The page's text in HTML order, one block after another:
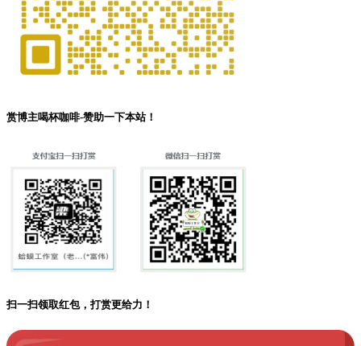
赏博主喝杯咖啡-赞助一下本站！
扫一扫领取红包，打赏更给力！